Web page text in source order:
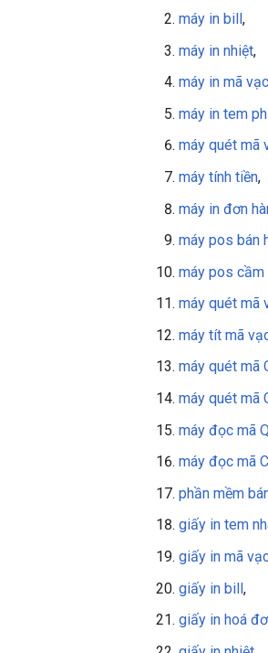
máy in bill,
máy in nhiệt,
máy in mã
máy in tem
máy quét mã
máy tính tiền,
máy in đơn
máy pos bán
máy pos cầm
máy quét mã
máy tít mã
máy quét mã
máy quét mã
máy đọc mã
máy đọc mã
phần mềm
giấy in tem
giấy in mã
giấy in bill,
giấy in hoá